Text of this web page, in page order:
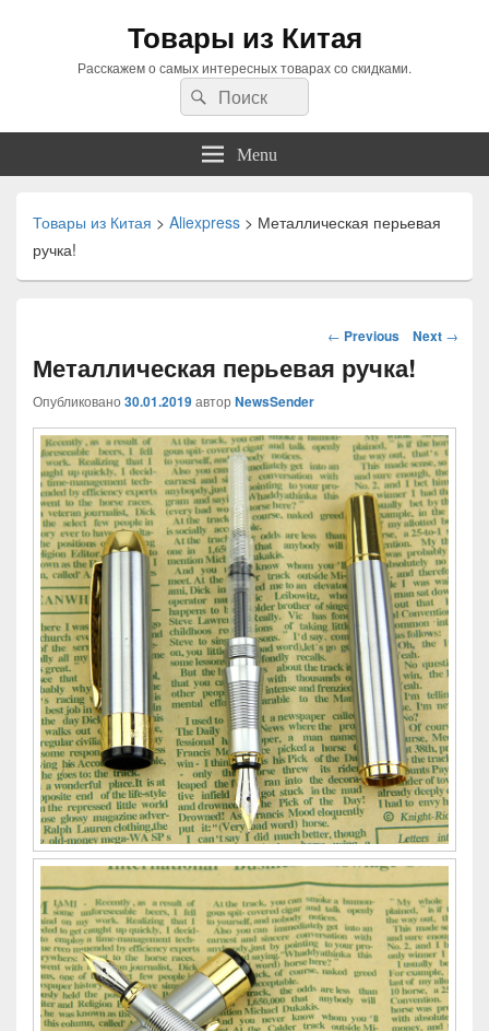
Товары из Китая
Расскажем о самых интересных товарах со скидками.
Search
for:
Search
Menu
Товары из Китая > Aliexpress > Металлическая перьевая
ручка!
Навигация
статьям
← Previous Next →
Металлическая перьевая ручка!
Опубликовано 30.01.2019автор NewsSender